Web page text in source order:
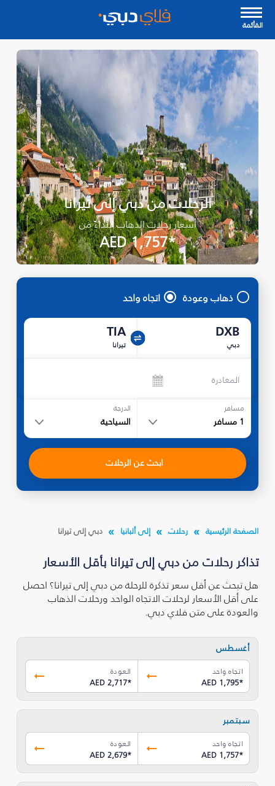
القأئمة
الرحلات من دبي إلى تيرانا
أسعار رحلات الذهاب ابتداءً من
*AED 1,757
ذهاب وعودة اتجاه واحد
DXB
دبي
TIA
تيرانا
المغادرة
مسافر
1 مسافر
الدرجة
السياحية
ابحث عن الرحلات
الصفحة الرئيسية رحلات إلى ألبانيا دبي إلى تيرانا
تذاكر رحلات من دبي إلى تيرانا بأقل الأسعار
هل تبحث عن أقل سعر تذكرة للرحلة من دبي إلى تيرانا؟ احصل
على أقل الأسعار لرحلات الاتجاه الواحد ورحلات الذهاب
والعودة على متن فلاي دبي.
أغسطس
اتجاه واحد
AED 1,795*
العودة
AED 2,717*
سبتمبر
اتجاه واحد
AED 1,757*
العودة
AED 2,679*